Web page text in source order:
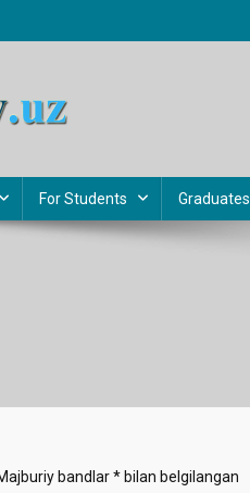
For Students Graduates
bandlar* bilan belgilangan